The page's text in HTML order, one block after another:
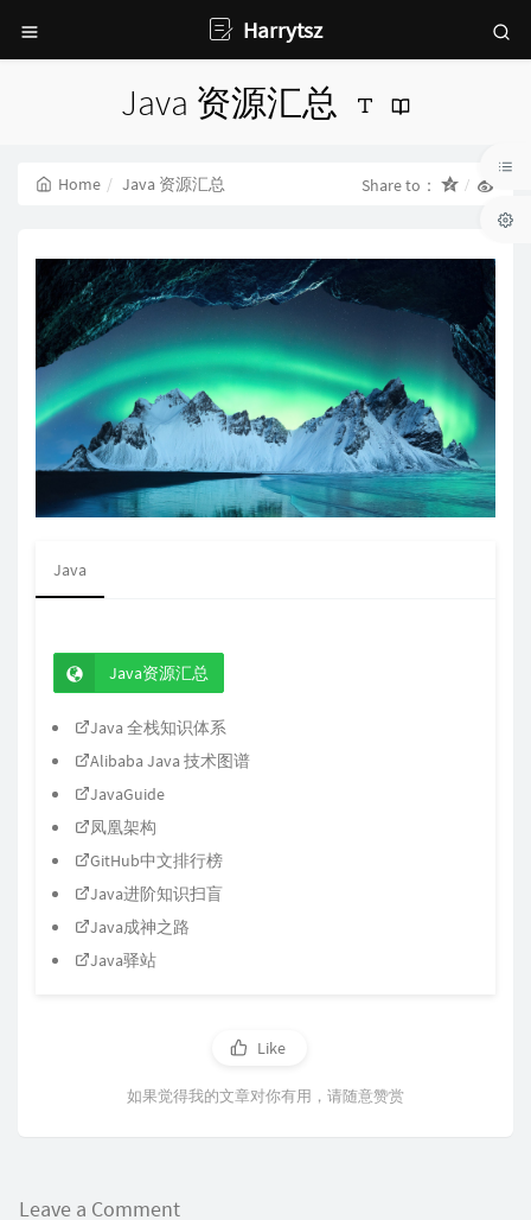
Harrytsz
Java 资源汇总
Home Java 资源汇总 Share to：
Java
Java资源汇总
Java 全栈知识体系
Alibaba Java 技术图谱
JavaGuide
凤凰架构
GitHub中文排行榜
Java进阶知识扫盲
Java成神之路
Java驿站
Like
如果觉得我的文章对你有用，请随意赞赏
Leave a Comment